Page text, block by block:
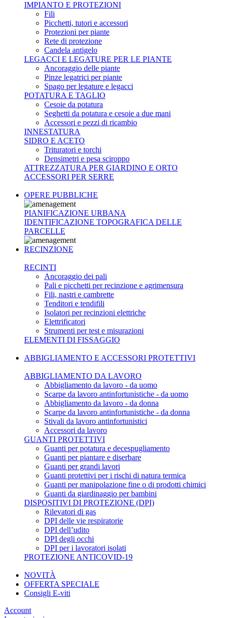
IMPIANTO E PROTEZIONI
Fili
Picchetti, tutori e accessori
Protezioni per piante
Rete di protezione
Candela antigelo
LEGACCI E LEGATURE PER LE PIANTE
Ancoraggio delle piante
Pinze legatrici per piante
Spago per legature e legacci
POTATURA E TAGLIO
Cesoie da potatura
Seghetti da potatura e cesoie a due mani
Accessori e pezzi di ricambio
INNESTATURA
SIDRO E ACETO
Trituratori e torchi
Densimetri e pesa sciroppo
ATTREZZATURA PER GIARDINO E ORTO
ACCESSORI PER SERRE
OPERE PUBBLICHE
PIANIFICAZIONE URBANA
IDENTIFICAZIONE TOPOGRAFICA DELLE
PARCELLE
RECINZIONE
RECINTI
Ancoraggio dei pali
Pali e picchetti per recinzione e agrimensura
Fili, nastri e cambrette
Tenditori e tendifili
Isolatori per recinzioni elettriche
Elettrificatori
Strumenti per test e misurazioni
ELEMENTI DI FISSAGGIO
ABBIGLIAMENTO E ACCESSORI PROTETTIVI
ABBIGLIAMENTO DA LAVORO
Abbigliamento da lavoro - da uomo
Scarpe da lavoro antinfortunistiche - da uomo
Abbigliamento da lavoro - da donna
Scarpe da lavoro antinfortunistiche - da donna
Stivali da lavoro antinfortunistici
Accessori da lavoro
GUANTI PROTETTIVI
Guanti per potatura e decespugliamento
Guanti per piantare e diserbare
Guanti per grandi lavori
Guanti protettivi per i rischi di natura termica
Guanti per manipolazione fine o di prodotti chimici
Guanti da giardinaggio per bambini
DISPOSITIVI DI PROTEZIONE (DPI)
Rilevatori di gas
DPI delle vie respiratorie
DPI dell’udito
DPI degli occhi
DPI per i lavoratori isolati
PROTEZIONE ANTICOVID-19
NOVITÀ
OFFERTA SPECIALE
Consigli E-viti
Account